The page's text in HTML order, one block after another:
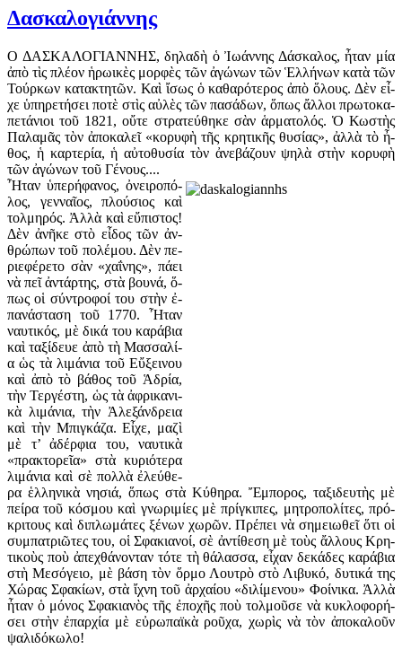
Δασκαλογιάννης
Ο ΔΑΣΚΑΛΟΓΙΑΝΝΗΣ, δη­λα­δὴ ὁ Ἰ­ω­άν­νης Δά­σκα­λος, ἦ­ταν μί­α
ἀ­πὸ τὶς πλέ­ον ἡ­ρω­ι­κὲς μορ­φὲς τῶν ἀ­γώ­νων τῶν Ἑλ­λή­νων κα­τὰ τῶν
Τούρ­κων κα­τα­κτη­τῶν. Καὶ ἴ­σως ὁ κα­θα­ρό­τε­ρος ἀ­πὸ ὅ­λους. Δὲν εἶ­
χε ὑ­πη­ρε­τή­σει πο­τὲ στὶς αὐ­λὲς τῶν πα­σά­δων, ὅ­πως ἄλ­λοι πρω­το­κα­
πε­τά­νιοι τοῦ 1821, οὔ­τε στρα­τεύ­θη­κε σὰν ἁρ­μα­το­λός. Ὁ Κω­στὴς
Πα­λα­μᾶς τὸν ἀ­πο­κα­λεῖ «κο­ρυ­φὴ τῆς κρη­τι­κῆς θυ­σί­ας», ἀλ­λὰ τὸ ἦ­
θος, ἡ καρ­τε­ρί­α, ἡ αὐ­το­θυ­σί­α τὸν ἀ­νε­βά­ζουν ψη­λὰ στὴν κο­ρυ­φὴ
τῶν ἀ­γώ­νων τοῦ Γέ­νους....
Ἦ­ταν ὑ­πε­ρή­φα­νος, ὀ­νει­ρο­πό­
λος, γεν­ναῖ­ος, πλού­σιος καὶ
τολ­μη­ρός. Ἀλ­λὰ καὶ εὔ­πι­στος!
Δὲν ἀ­νῆ­κε στὸ εἶ­δος τῶν ἀν­
θρώ­πων τοῦ πο­λέ­μου. Δὲν πε­
ρι­ε­φέ­ρε­το σὰν «χα­ΐ­νης», πά­ει
νὰ πεῖ ἀν­τάρ­της, στὰ βου­νά, ὅ­
πως οἱ σύν­τρο­φοί του στὴν ἐ­
πα­νά­στα­ση τοῦ 1770. Ἦ­ταν
ναυ­τι­κός, μὲ δι­κά του κα­ρά­βια
καὶ τα­ξί­δευ­ε ἀ­πὸ τὴ Μασ­σα­λί­
α ὡς τὰ λι­μά­νια τοῦ Εὔ­ξει­νου
καὶ ἀ­πὸ τὸ βά­θος τοῦ Ἁ­δρί­α,
τὴν Τερ­γέ­στη, ὡς τὰ ἀ­φρι­κα­νι­
κὰ λι­μά­νια, τὴν Ἀ­λε­ξάν­δρεια
καὶ τὴν Μπιγ­κά­ζα. Εἶ­χε, μα­ζὶ
μὲ τ’ ἀ­δέρ­φια του, ναυ­τι­κὰ
«πρα­κτο­ρεῖ­α» στὰ κυ­ρι­ό­τε­ρα
λι­μά­νια καὶ σὲ πολ­λὰ ἐ­λεύ­θε­
ρα ἑλ­λη­νι­κὰ νη­σιά, ὅ­πως στὰ Κύ­θη­ρα. Ἔμ­πο­ρος, τα­ξι­δευ­τὴς μὲ
πεί­ρα τοῦ κό­σμου καὶ γνω­ρι­μί­ες μὲ πρίγ­κι­πες, μη­τρο­πο­λί­τες, πρό­
κρι­τους καὶ δι­πλω­μά­τες ξέ­νων χω­ρῶν. Πρέ­πει νὰ ση­μει­ω­θεῖ ὅ­τι οἱ
συμ­πα­τρι­ῶ­τες του, οἱ Σφα­κια­νοί, σὲ ἀν­τί­θε­ση μὲ τοὺς ἄλ­λους Κρη­
τι­κοὺς ποὺ ἀ­πε­χθά­νον­ταν τό­τε τὴ θά­λασ­σα, εἶ­χαν δε­κά­δες κα­ρά­βια
στὴ Με­σό­γει­ο, μὲ βά­ση τὸν ὅρ­μο Λου­τρὸ στὸ Λι­βυ­κό, δυ­τι­κά της
Χώ­ρας Σφα­κί­ων, στὰ ἴ­χνη τοῦ ἀρ­χαί­ου «δι­λί­με­νου» Φοί­νι­κα. Ἀλ­λὰ
ἦ­ταν ὁ μό­νος Σφα­κια­νὸς τῆς ἐ­πο­χῆς ποὺ τολ­μοῦ­σε νὰ κυ­κλο­φο­ρή­
σει στὴν ἐ­παρ­χί­α μὲ εὐ­ρω­πα­ϊ­κὰ ροῦ­χα, χω­ρὶς νὰ τὸν ἀ­πο­κα­λοῦν
ψα­λι­δό­κω­λο!